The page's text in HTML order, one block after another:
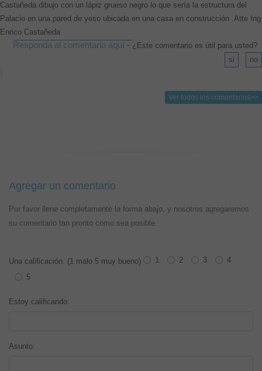
Castañeda dibujo con un lápiz grueso negro lo que sería la estructura del
Palacio en una pared de yeso ubicada en una casa en construcción .Atte Ing
Enrico Castañeda
Responda al comentario aquí - ¿Este comentario es útil para usted?
Ver todos los comentarios>>
Agregar un comentario
Por favor llene completamente la forma abajo, y nosotros agregaremos
su comentario tan pronto como sea posible.
Una calificación: (1 malo 5 muy bueno) 1 2 3
4
5
Estoy calificando:
Asunto: